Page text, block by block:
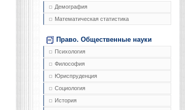
Демография
Математическая статистика
Право. Общественные науки
Психология
Философия
Юриспруденция
Социология
История